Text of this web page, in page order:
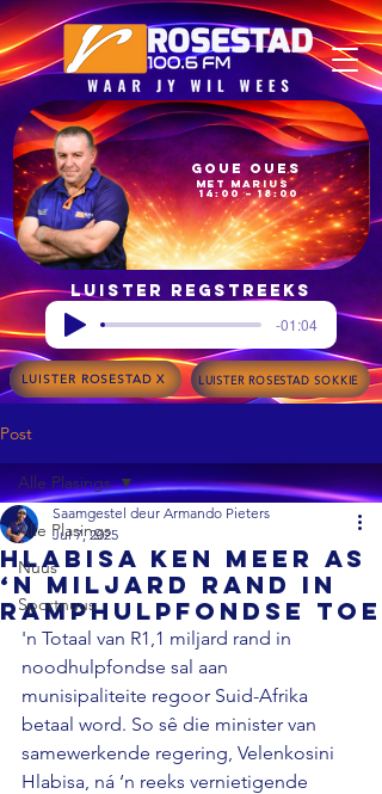
14:00 – 18:00
met Marius
Goue Oues
Luister regstreeks
-01:04
LUISTER ROSESTAD X LUISTER ROSESTAD SOKKIE
Post
Alle Plasings
Nuus
Sportnuus
Alle Plasings
Hlabisa ken meer as
‘n miljard rand in
ramphulpfondse toe
Saamgestel deur Armando Pieters
Jul 7, 2025
'n Totaal van R1,1 miljard rand in
noodhulpfondse sal aan
munisipaliteite regoor Suid-Afrika
betaal word. So sê die minister van
samewerkende regering, Velenkosini
Hlabisa, ná ‘n reeks vernietigende